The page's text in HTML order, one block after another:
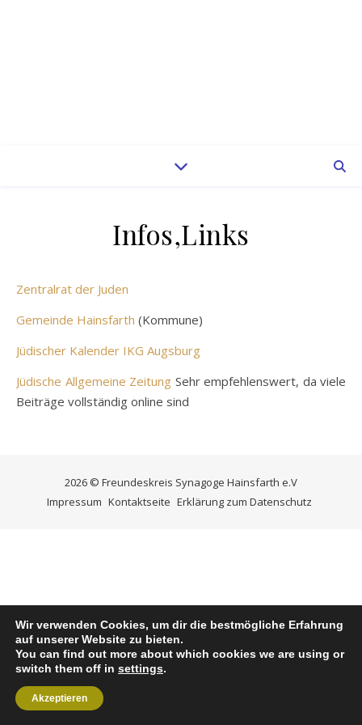
Infos,Links
Zentralrat der Juden
Gemeinde Hainsfarth (Kommune)
Jüdischer Kalender IKG Augsburg
Jüdische Allgemeine Zeitung Sehr empfehlenswert, da viele
Beiträge vollständig online sind
2026 © Freundeskreis Synagoge Hainsfarth e.V
Impressum Kontaktseite Erklärung zum Datenschutz
Wir verwenden Cookies, um dir die bestmögliche Erfahrung
auf unserer Website zu bieten.
You can find out more about which cookies we are using or
switch them off in settings.
Akzeptieren